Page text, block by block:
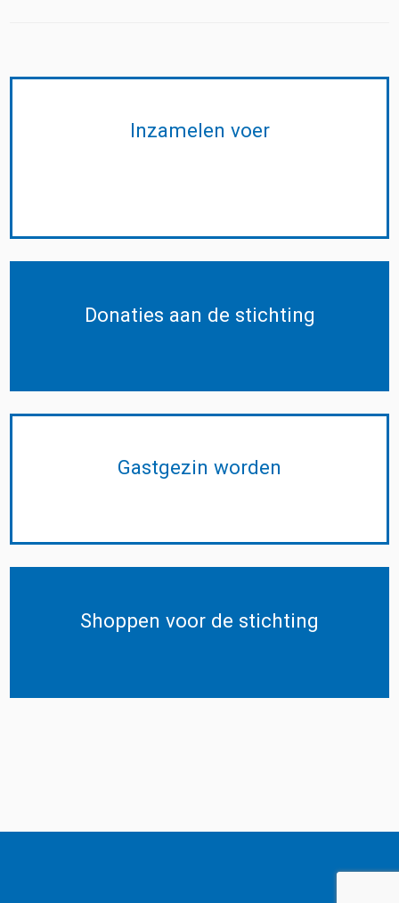
Inzamelen voer
Donaties aan de stichting
Gastgezin worden
Shoppen voor de stichting